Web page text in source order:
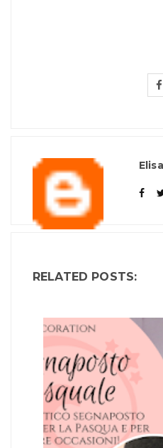
RELATED POSTS: